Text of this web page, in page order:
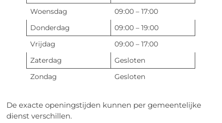
Woensdag 09:00 – 17:00
Donderdag 09:00 – 19:00
Vrijdag 09:00 – 17:00
Zaterdag Gesloten
Zondag Gesloten
De exacte openingstijden kunnen per gemeentelijke
dienst verschillen.